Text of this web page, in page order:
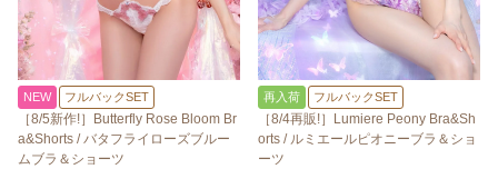
NEW フルバックSET
［8/5新作!］Butterfly Rose Bloom Br
a&Shorts / バタフライローズブルー
ムブラ＆ショーツ
再入荷 フルバックSET
［8/4再販!］Lumiere Peony Bra&Sh
orts / ルミエールピオニーブラ＆ショ
ーツ